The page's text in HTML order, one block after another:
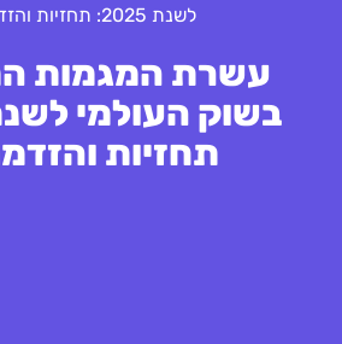
לשנת 2025: תחזיות והזדמנויות
עשרת המגמות
תחזיות